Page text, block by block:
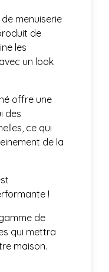
menuiserie
de
les
un look
offre une
des
ce qui
de la
!
de
qui mettra
maison.